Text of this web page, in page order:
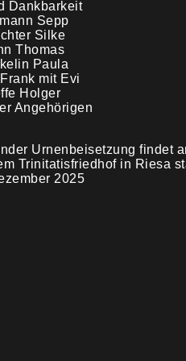
Dankbarkeit
Sepp
Silke
Thomas
Paula
mit Evi
Holger
Angehörigen
Urnenbeisetzung findet
Trinitatisfriedhof in Riesa
2025